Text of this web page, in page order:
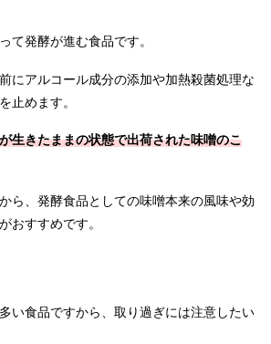
て発酵が進む食品です。
にアルコール成分の添加や加熱殺菌処理な
止めます。
生きたままの状態で出荷された味噌のこ
ら、発酵食品としての味噌本来の風味や効
おすすめです。
い食品ですから、取り過ぎには注意したい